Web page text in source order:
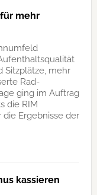
mehr
Sitzplätze, mehr
Rad-
ging im Auftrag
die RIM
Ergebnisse der
kassieren